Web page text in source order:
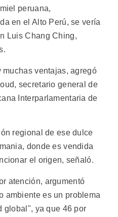
peruana,
en el Alto Perú, se vería
Luis Chang Ching,
ventajas, agregó
secretario general de
Interparlamentaria de
regional de ese dulce
donde es vendida
el origen, señaló.
atención, argumentó
ambiente es un problema
global", ya que 46 por